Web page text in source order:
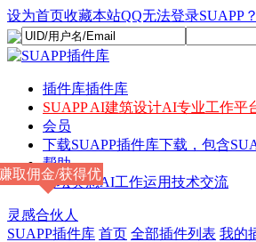
设为首页收藏本站QQ无法登录SUAPP？
插件库插件库
SUAPP AI建筑设计AI专业工作平
会员
下载SUAPP插件库下载，包含
帮助
论坛灵感AI工作运用技术交流
灵感合伙人
取佣金/获得优
惠
SUAPP插件库 首页 全部插件列表 我的